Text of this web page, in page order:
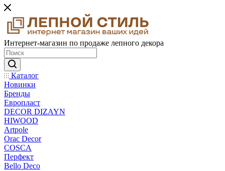
Интернет-магазин по продаже лепного декора
Каталог
Новинки
Бренды
Европласт
DECOR DIZAYN
HIWOOD
Artpole
Orac Decor
COSCA
Перфект
Bello Deco